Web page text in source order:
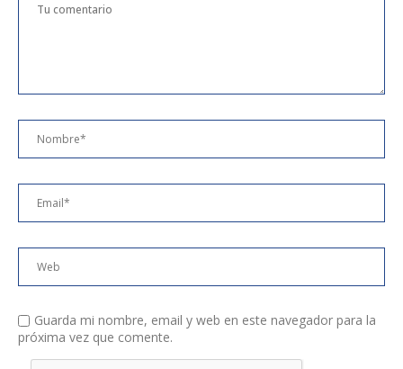
Guarda mi nombre, email y web en este navegador para la
próxima vez que comente.